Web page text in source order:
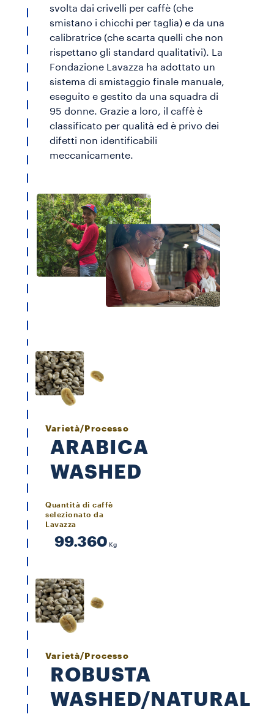
svolta dai crivelli per caffè (che
smistano i chicchi per taglia) e da una
calibratrice (che scarta quelli che non
rispettano gli standard qualitativi). La
Fondazione Lavazza ha adottato un
sistema di smistaggio finale manuale,
eseguito e gestito da una squadra di
95 donne. Grazie a loro, il caffè è
classificato per qualità ed è privo dei
difetti non identificabili
meccanicamente.
Varietà/Processo
ARABICA
WASHED
Quantità di caffè
selezionato da
Lavazza
99.360 Kg
Varietà/Processo
ROBUSTA
WASHED/NATURAL